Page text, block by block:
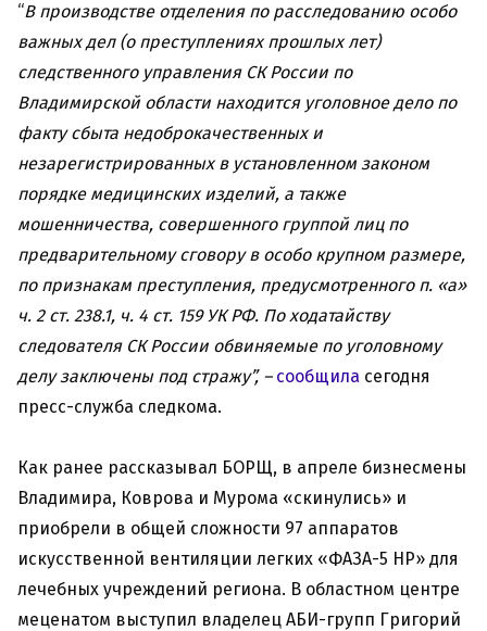
“В производстве отделения по расследованию особо
важных дел (о преступлениях прошлых лет)
следственного управления СК России по
Владимирской области находится уголовное дело по
факту сбыта недоброкачественных и
незарегистрированных в установленном законом
порядке медицинских изделий, а также
мошенничества, совершенного группой лиц по
предварительному сговору в особо крупном размере,
по признакам преступления, предусмотренного п. «а»
ч. 2 ст. 238.1, ч. 4 ст. 159 УК РФ. По ходатайству
следователя СК России обвиняемые по уголовному
делу заключены под стражу”, – сообщила сегодня
пресс-служба следкома.
Как ранее рассказывал БОРЩ, в апреле бизнесмены
Владимира, Коврова и Мурома «скинулись» и
приобрели в общей сложности 97 аппаратов
искусственной вентиляции легких «ФАЗА-5 НР» для
лечебных учреждений региона. В областном центре
меценатом выступил владелец АБИ-групп Григорий